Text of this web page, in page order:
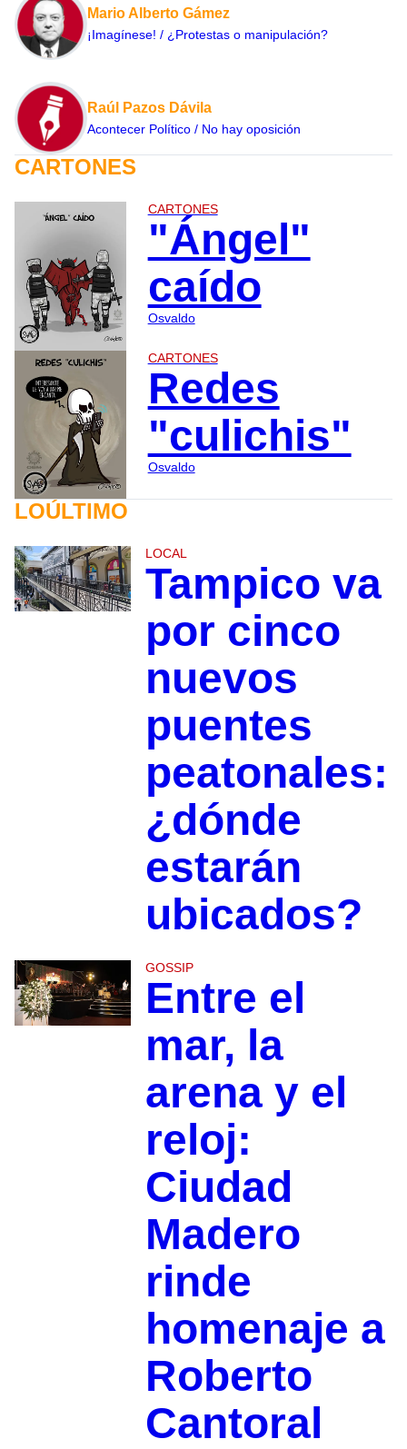
Mario Alberto Gámez
¡Imagínese! / ¿Protestas o manipulación?
Raúl Pazos Dávila
Acontecer Político / No hay oposición
CARTONES
CARTONES
"Ángel"
caído
Osvaldo
CARTONES
Redes
"culichis"
Osvaldo
LOÚLTIMO
LOCAL
Tampico va
por cinco
nuevos
puentes
peatonales:
¿dónde
estarán
ubicados?
GOSSIP
Entre el
mar, la
arena y el
reloj:
Ciudad
Madero
rinde
homenaje a
Roberto
Cantoral